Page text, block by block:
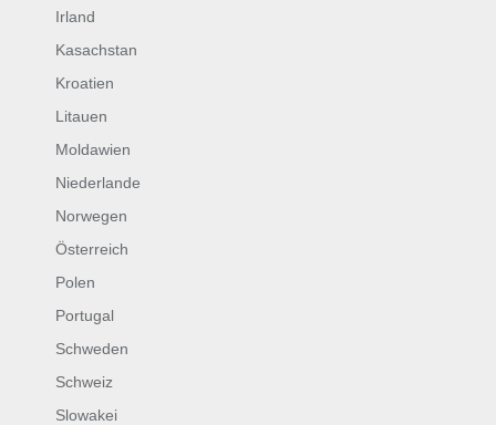
Irland
Kasachstan
Kroatien
Litauen
Moldawien
Niederlande
Norwegen
Österreich
Polen
Portugal
Schweden
Schweiz
Slowakei